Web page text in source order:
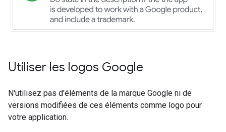
Utiliser les logos Google
N'utilisez pas d'éléments de la marque Google ni de
versions modifiées de ces éléments comme logo pour
votre application.